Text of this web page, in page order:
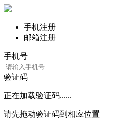
手机注册
邮箱注册
手机号
验证码
正在加载验证码......
请先拖动验证码到相应位置